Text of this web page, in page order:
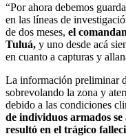
“Por ahora debemos
en las líneas de
de dos meses, el
Tuluá, y uno desde acá
en cuanto a capturas y
La información preliminar
sobrevolando la zona y
debido a las condiciones
de individuos armados
resultó en el trágico